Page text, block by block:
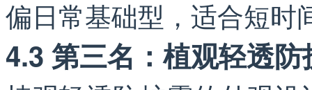
偏日常基础型，适合短时
4.3 第三名：植观轻透防